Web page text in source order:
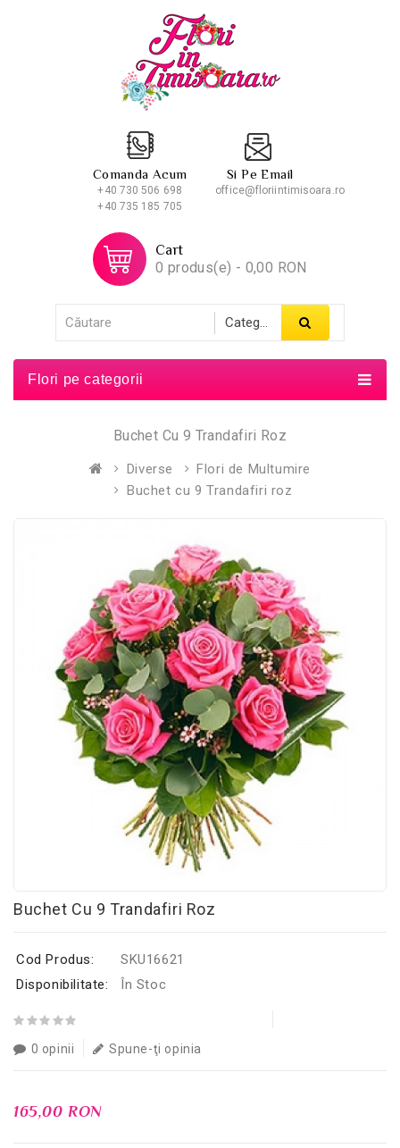
Comanda Acum
+40 730 506 698
+40 735 185 705
Si Pe Email
office@floriintimisoara.ro
Cart
0 produs(e) - 0,00 RON
Flori pe categorii
Buchet Cu 9 Trandafiri Roz
Diverse
Flori de Multumire
Buchet cu 9 Trandafiri roz
Buchet Cu 9 Trandafiri Roz
Cod Produs:
SKU16621
Disponibilitate:
În Stoc
0 opinii Spune-ţi opinia
165,00 RON